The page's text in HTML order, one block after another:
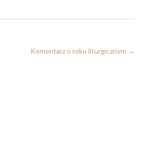
Komentarz o roku liturgicznym →